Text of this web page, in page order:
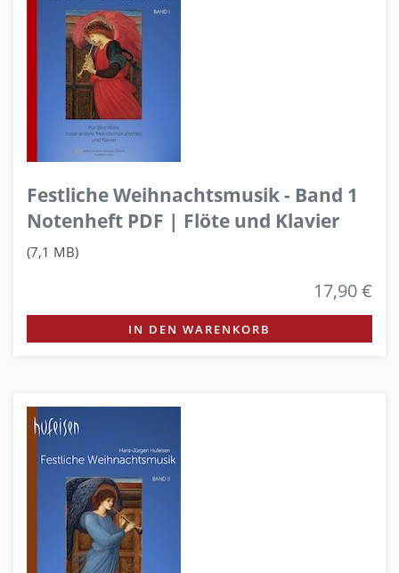
Festliche Weihnachtsmusik - Band 1
Notenheft PDF | Flöte und Klavier
(7,1 MB)
17,90 €
IN DEN WARENKORB